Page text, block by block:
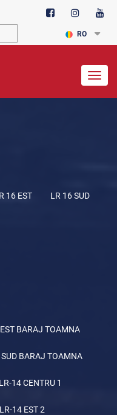
RO
16 EST LR 16 SUD
BARAJ TOAMNA
BARAJ TOAMNA
LR-14 CENTRU 1
LR-14 EST 2